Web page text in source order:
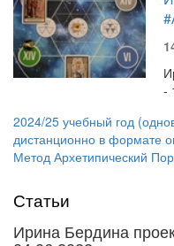
-
2024/25 учебный год
дистанционно в формате
Метод Архетипический
Статьи
Ирина Бердина